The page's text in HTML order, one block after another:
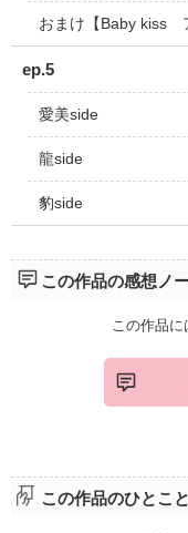
おまけ【Baby kiss
ep.5
愛美side
龍side
豹side
この作品の感想ノ
この作品に
この作品のひとこ